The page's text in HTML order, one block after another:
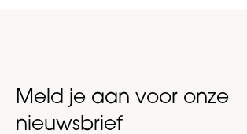
Meld je aan voor onze
nieuwsbrief